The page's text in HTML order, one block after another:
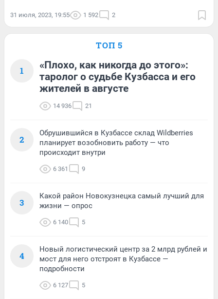
31 июля, 2023, 19:55 1 592 2
ТОП 5
1
«Плохо, как никогда до этого»:
таролог о судьбе Кузбасса и его
жителей в августе
14 936 21
2
Обрушившийся в Кузбассе склад Wildberries
планирует возобновить работу — что
происходит внутри
6 361 9
3
Какой район Новокузнецка самый лучший для
жизни — опрос
6 140 5
4
Новый логистический центр за 2 млрд рублей и
мост для него отстроят в Кузбассе —
подробности
6 127 5